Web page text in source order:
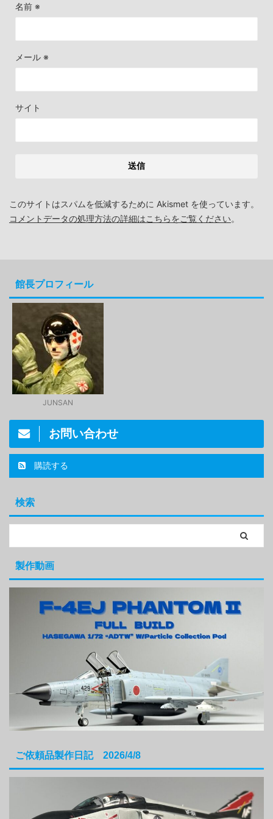
名前 ※
メール ※
サイト
このサイトはスパムを低減するために Akismet を使っています。
コメントデータの処理方法の詳細はこちらをご覧ください。
館長プロフィール
JUNSAN
お問い合わせ
購読する
検索
製作動画
ご依頼品製作日記 2026/4/8